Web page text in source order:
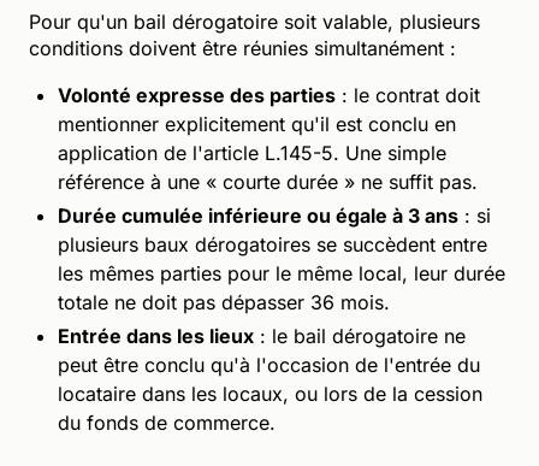
Pour qu'un bail dérogatoire soit valable, plusieurs
conditions doivent être réunies simultanément :
Volonté expresse des parties : le contrat doit
mentionner explicitement qu'il est conclu en
application de l'article L.145-5. Une simple
référence à une « courte durée » ne suffit pas.
Durée cumulée inférieure ou égale à 3 ans : si
plusieurs baux dérogatoires se succèdent entre
les mêmes parties pour le même local, leur durée
totale ne doit pas dépasser 36 mois.
Entrée dans les lieux : le bail dérogatoire ne
peut être conclu qu'à l'occasion de l'entrée du
locataire dans les locaux, ou lors de la cession
du fonds de commerce.